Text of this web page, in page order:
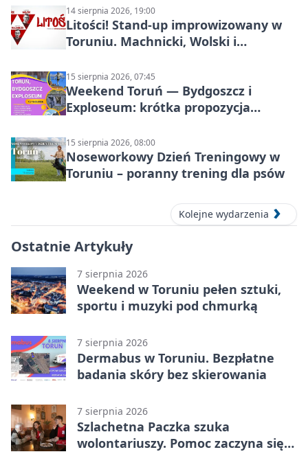
14 sierpnia 2026, 19:00
Litości! Stand-up improwizowany w
Toruniu. Machnicki, Wolski i
15 sierpnia 2026, 07:45
Weekend Toruń — Bydgoszcz i
Exploseum: krótka propozycja
15 sierpnia 2026, 08:00
Noseworkowy Dzień Treningowy w
Toruniu – poranny trening dla psów
Kolejne wydarzenia
Ostatnie Artykuły
7 sierpnia 2026
Weekend w Toruniu pełen sztuki,
sportu i muzyki pod chmurką
7 sierpnia 2026
Dermabus w Toruniu. Bezpłatne
badania skóry bez skierowania
7 sierpnia 2026
Szlachetna Paczka szuka
wolontariuszy. Pomoc zaczyna się